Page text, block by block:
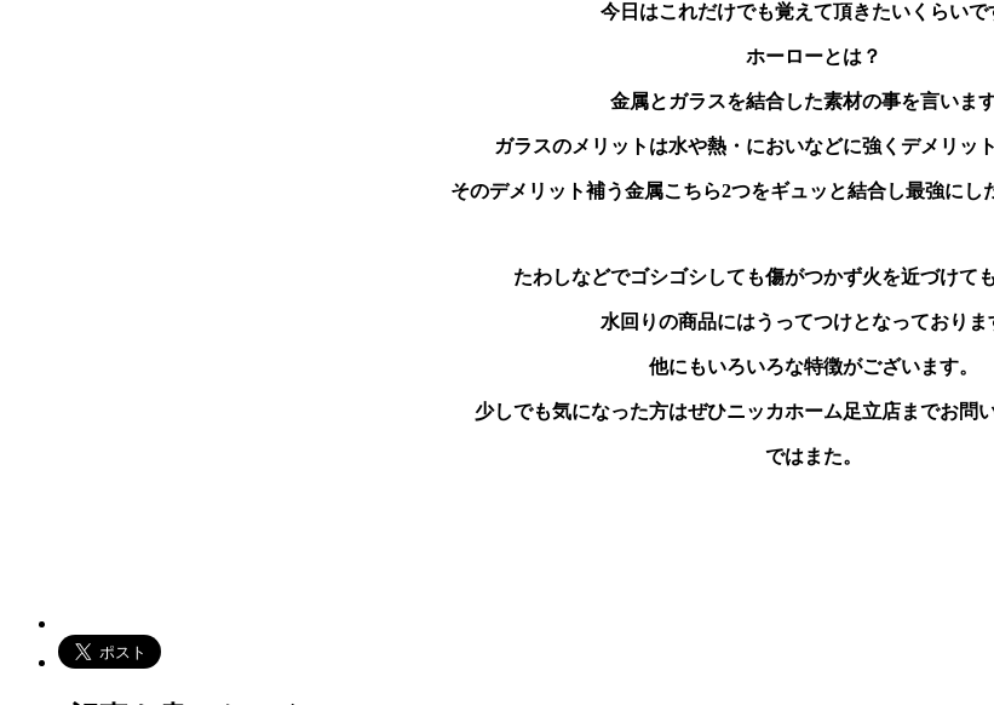
今日はこれだけでも覚えて頂きたいくらいで
ホーローとは？
金属とガラスを結合した素材の事を言います
ガラスのメリットは水や熱・においなどに強くデメリッ
そのデメリット補う金属こちら2つをギュッと結合し最強にし
たわしなどでゴシゴシしても傷がつかず火を近づけて
水回りの商品にはうってつけとなっておりま
他にもいろいろな特徴がございます。
少しでも気になった方はぜひニッカホーム足立店までお問
ではまた。